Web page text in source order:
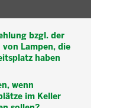
bzgl. der
Lampen, die
haben
wenn
im Keller